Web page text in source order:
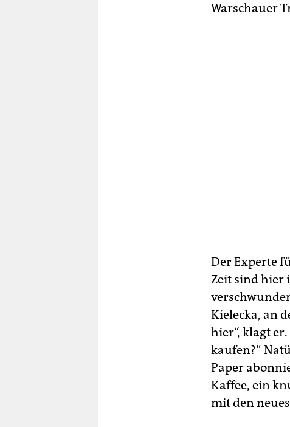
Warschauer
Der Experte
Zeit sind hier
Kielecka, an
hier“, klagt
kaufen?“
Paper
Kaffee, ein
mit den